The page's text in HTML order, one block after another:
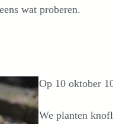
wat proberen.
Op 10 oktober
We planten